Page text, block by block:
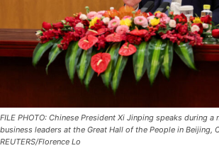
FILE PHOTO: Chinese President Xi Jinping speaks during
business leaders at the Great Hall of the People in Beijing,
REUTERS/Florence Lo